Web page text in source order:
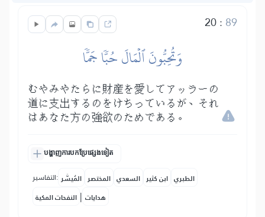
20: 89
وَتُحِبُّونَ ٱلۡمَالَ حُبّٗا جَمّٗا
むやみやたらに財産を愛してアッラーの
道に支出するのをけちっているが、それ
はあなた方の強欲のためである。
បង្ហាញការបកប្រែផ្សេងទៀត
التفاسير: المُيسَّر المختصر السعدي ابن كثير الطبري
النفحات المكية | هدايات